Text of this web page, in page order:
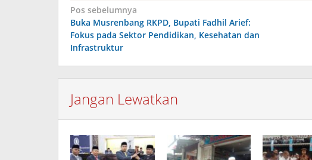
Navigasi
pos
Pos sebelumnya
Buka Musrenbang RKPD, Bupati Fadhil Arief:
Fokus pada Sektor Pendidikan, Kesehatan dan
Infrastruktur
Jangan Lewatkan